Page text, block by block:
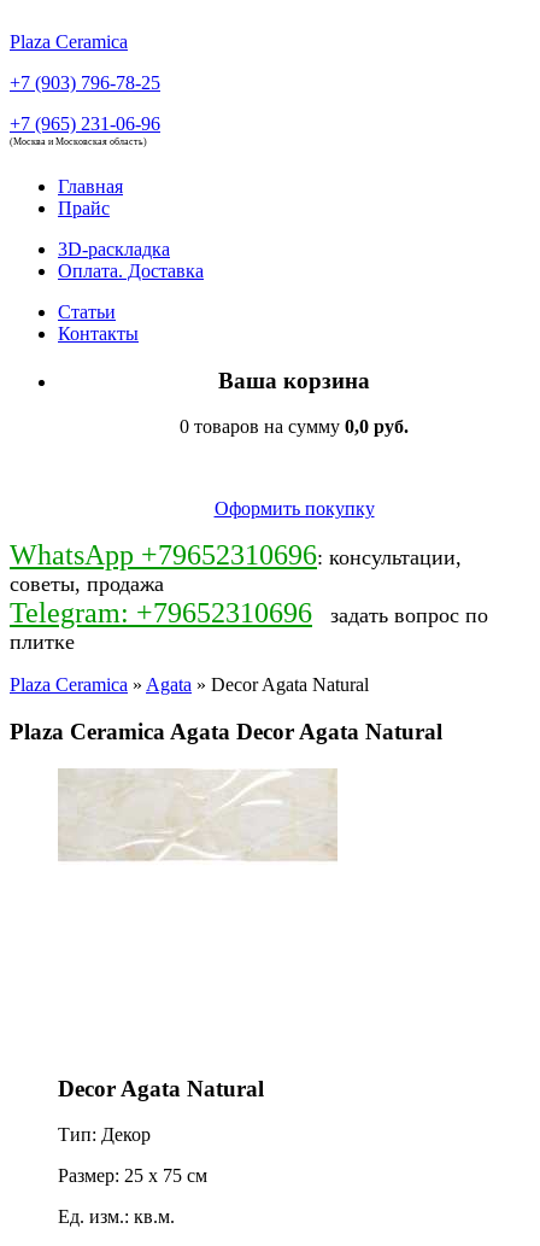
Plaza Ceramica
+7 (903) 796-78-25
+7 (965) 231-06-96
(Москва и Московская область)
Главная
Прайс
3D-раскладка
Оплата. Доставка
Статьи
Контакты
Ваша корзина
0 товаров на сумму 0,0 руб.
Оформить покупку
WhatsApp +79652310696: консультации,
советы, продажа
Telegram: +79652310696
задать вопрос по
плитке
Plaza Ceramica » Agata » Decor Agata Natural
Plaza Ceramica Agata Decor Agata Natural
Decor Agata Natural
Тип: Декор
Размер: 25 x 75 см
Ед. изм.: кв.м.